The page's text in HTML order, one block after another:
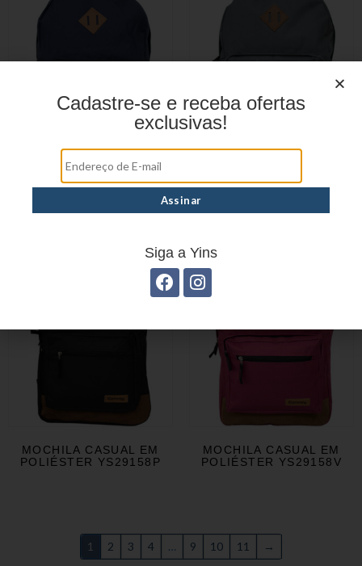
MOCHILA CASUAL EM
POLIÉSTER YS29158A
POLIÉSTER YS29158C
MOCHILA CASUAL EM
POLIÉSTER YS29158P
MOCHILA CASUAL EM
POLIÉSTER YS29158V
1 2 3 4 … 9 10 11 →
Cadastre-se e receba ofertas
exclusivas!
Siga a Yins